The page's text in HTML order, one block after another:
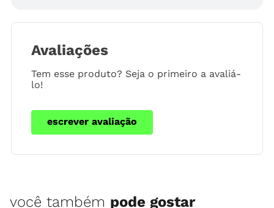
Avaliações
Tem esse produto? Seja o primeiro a avaliá-
lo!
escrever avaliação
você também pode gostar